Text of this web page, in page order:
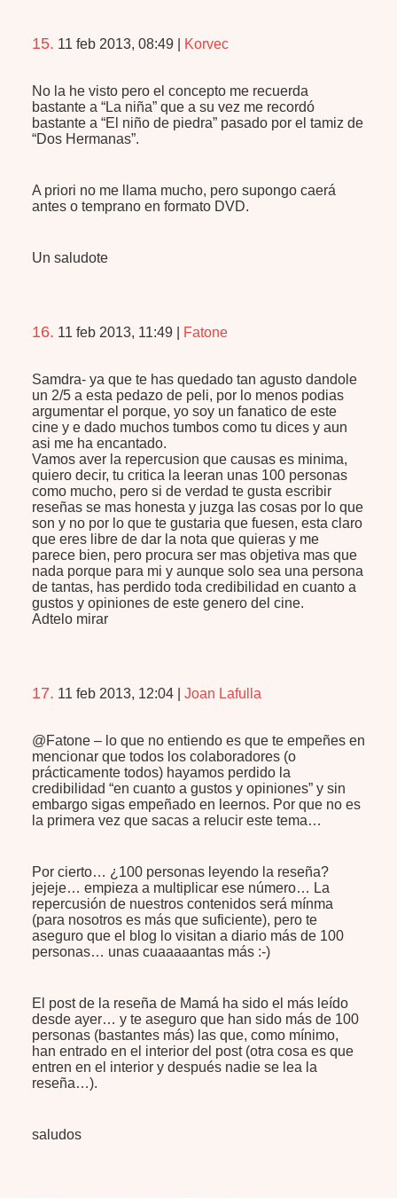
15. 11 feb 2013, 08:49 Korvec
No la he visto pero el concepto me recuerda
bastante a “La niña” que a su vez me recordó
bastante a “El niño de piedra” pasado por el tamiz de
“Dos Hermanas”.
A priori no me llama mucho, pero supongo caerá
antes o temprano en formato DVD.
Un saludote
16. 11 feb 2013, 11:49 Fatone
Samdra- ya que te has quedado tan agusto dandole
un 2/5 a esta pedazo de peli, por lo menos podias
argumentar el porque, yo soy un fanatico de este
cine y e dado muchos tumbos como tu dices y aun
asi me ha encantado.
Vamos aver la repercusion que causas es minima,
quiero decir, tu critica la leeran unas 100 personas
como mucho, pero si de verdad te gusta escribir
reseñas se mas honesta y juzga las cosas por lo que
son y no por lo que te gustaria que fuesen, esta claro
que eres libre de dar la nota que quieras y me
parece bien, pero procura ser mas objetiva mas que
nada porque para mi y aunque solo sea una persona
de tantas, has perdido toda credibilidad en cuanto a
gustos y opiniones de este genero del cine.
Adtelo mirar
17. 11 feb 2013, 12:04 Joan Lafulla
@Fatone – lo que no entiendo es que te empeñes en
mencionar que todos los colaboradores (o
prácticamente todos) hayamos perdido la
credibilidad “en cuanto a gustos y opiniones” y sin
embargo sigas empeñado en leernos. Por que no es
la primera vez que sacas a relucir este tema…
Por cierto… ¿100 personas leyendo la reseña?
jejeje… empieza a multiplicar ese número… La
repercusión de nuestros contenidos será mínma
(para nosotros es más que suficiente), pero te
aseguro que el blog lo visitan a diario más de 100
personas… unas cuaaaaantas más :-)
El post de la reseña de Mamá ha sido el más leído
desde ayer… y te aseguro que han sido más de 100
personas (bastantes más) las que, como mínimo,
han entrado en el interior del post (otra cosa es que
entren en el interior y después nadie se lea la
reseña…).
saludos